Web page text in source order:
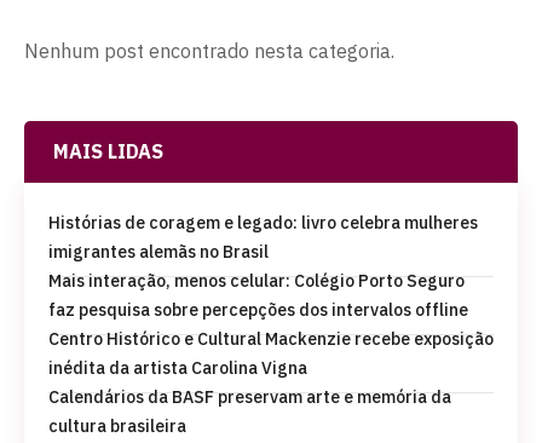
Nenhum post encontrado nesta categoria.
MAIS LIDAS
Histórias de coragem e legado: livro celebra mulheres
imigrantes alemãs no Brasil
Mais interação, menos celular: Colégio Porto Seguro
faz pesquisa sobre percepções dos intervalos offline
Centro Histórico e Cultural Mackenzie recebe exposição
inédita da artista Carolina Vigna
Calendários da BASF preservam arte e memória da
cultura brasileira